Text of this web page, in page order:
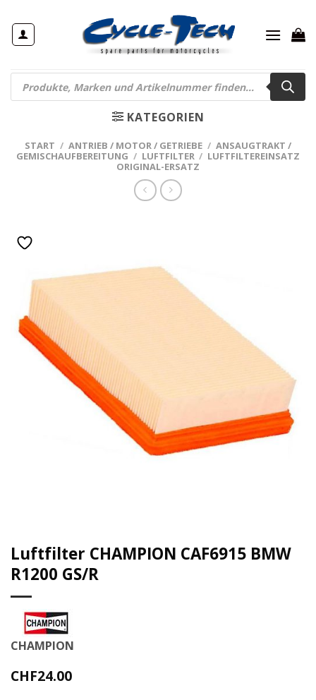
Inhalt
springen
Products
search
KATEGORIEN
START / ANTRIEB / MOTOR / GETRIEBE / ANSAUGTRAKT /
GEMISCHAUFBEREITUNG / LUFTFILTER / LUFTFILTEREINSATZ
ORIGINAL-ERSATZ
Luftfilter CHAMPION CAF6915 BMW
R1200 GS/R
CHAMPION
CHF24.00